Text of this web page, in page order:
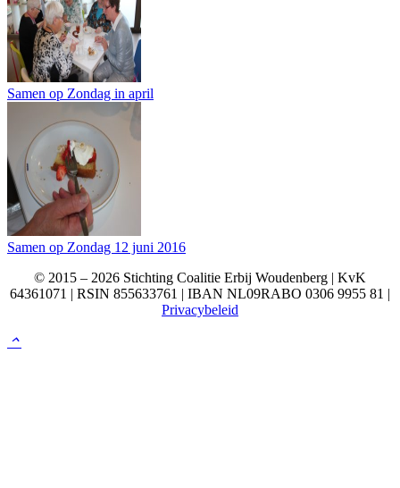
Samen op Zondag in april
Samen op Zondag 12 juni 2016
© 2015 – 2026 Stichting Coalitie Erbij Woudenberg | KvK
64361071 | RSIN 855633761 | IBAN NL09RABO 0306 9955 81 |
Privacybeleid
keyboard_arrow_up